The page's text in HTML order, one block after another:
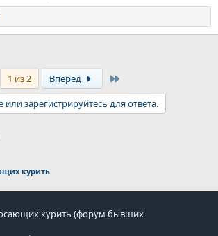
1 из 2 Вперёд
или зарегистрируйтесь для ответа.
курить
курить (форум бывших